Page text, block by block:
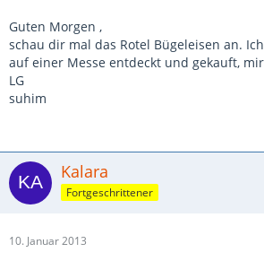
Guten Morgen ,
schau dir mal das Rotel Bügeleisen an.
auf einer Messe entdeckt und gekauft,
LG
suhim
Kalara
Fortgeschrittener
10. Januar 2013